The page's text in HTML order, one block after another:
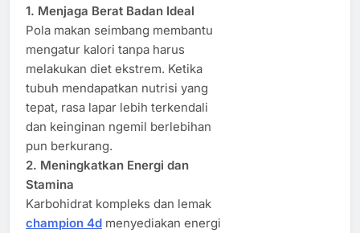
1. Menjaga Berat Badan Ideal
Pola makan seimbang membantu
mengatur kalori tanpa harus
melakukan diet ekstrem. Ketika
tubuh mendapatkan nutrisi yang
tepat, rasa lapar lebih terkendali
dan keinginan ngemil berlebihan
pun berkurang.
2. Meningkatkan Energi dan
Stamina
Karbohidrat kompleks dan lemak
champion 4d menyediakan energi